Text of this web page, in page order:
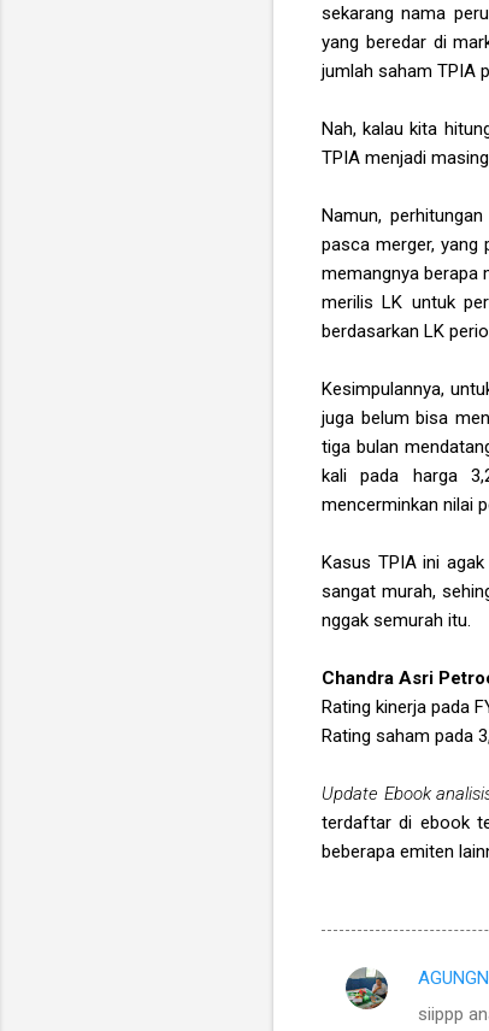
sekarang nama
yang beredar di
jumlah saham TPIA
Nah, kalau kita
TPIA menjadi
Namun,
pasca merger, yang
memangnya berapa
merilis LK untuk
berdasarkan LK
Kesimpulannya,
juga belum bisa
tiga bulan
kali pada harga
mencerminkan nilai
Kasus TPIA ini
sangat murah,
nggak semurah itu.
Chandra Asri
Rating kinerja pada
Rating saham pada
Update Ebook
terdaftar di ebook
beberapa emiten
K
siippp